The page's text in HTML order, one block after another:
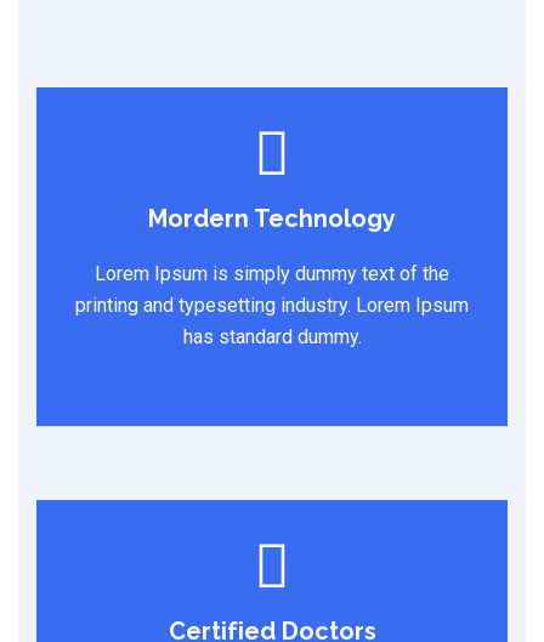
Mordern Technology
Lorem Ipsum is simply dummy text of the
printing and typesetting industry. Lorem Ipsum
has standard dummy.
Certified Doctors